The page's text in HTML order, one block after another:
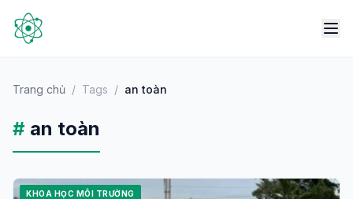
Trang chủ / Tags / an toàn
# an toàn
KHOA HỌC MÔI TRƯỜNG